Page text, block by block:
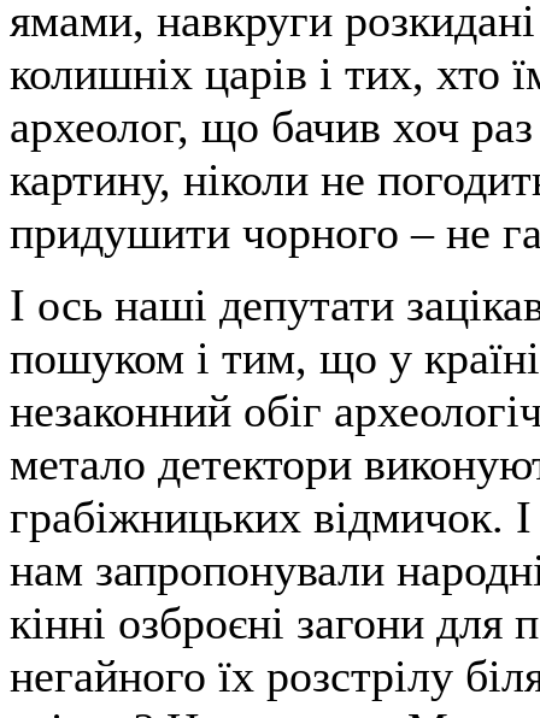
ямами, навкруги
колишніх царів і тих, хто
археолог, що бачив хоч
картину, ніколи не
придушити чорного – не
І ось наші депутати
пошуком і тим, що у
незаконний обіг
метало детектори
грабіжницьких
нам запропонували
кінні озброєні загони
негайного їх розстрілу